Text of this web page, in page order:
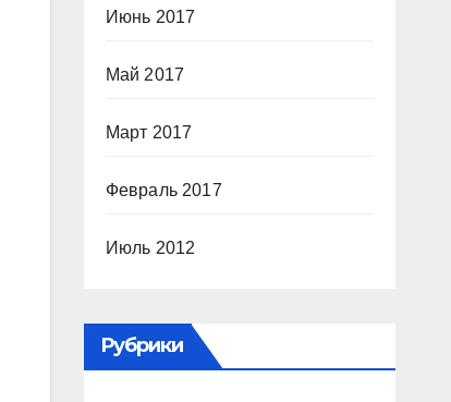
Июнь 2017
Май 2017
Март 2017
Февраль 2017
Июль 2012
Рубрики